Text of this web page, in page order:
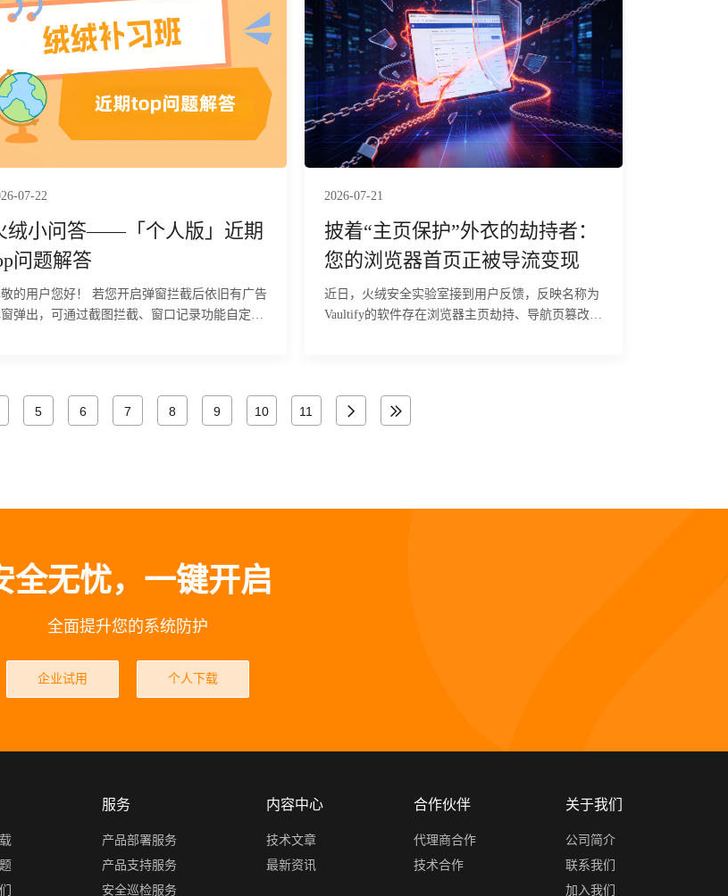
07-22
绒小问答——「个人版」近期
问题解答
户您好！ 若您开启弹窗拦截后依旧有广告
弹出，可通过截图拦截、窗口记录功能自定义
2026-07-21
披着“主页保护”外衣的劫持者：
您的浏览器首页正被导流变现
近日，火绒安全实验室接到用户反馈，反映名称为
Vaultify的软件存在浏览器主页劫持、导航页篡改等
后，软件会在系统中注册多个组件，并将相关DLL
加载到explorer.exe进程中。当用户通过桌面、开始
5 6 7 8 9 10 11
全无忧，一键开启
全面提升您的系统防护
企业试用 个人下载
服务
产品部署服务
产品支持服务
安全巡检服务
内容中心
技术文章
最新资讯
合作伙伴
代理商合作
技术合作
关于我们
公司简介
联系我们
加入我们